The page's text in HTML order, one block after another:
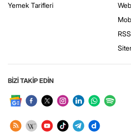
Yemek Tarifleri
RSS
BİZİ TAKİP EDİN